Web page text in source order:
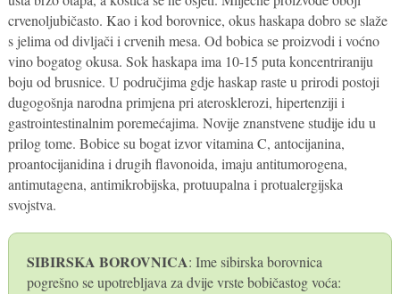
crvenoljubičasto. Kao i kod borovnice, okus haskapa dobro se slaže
s jelima od divljači i crvenih mesa. Od bobica se proizvodi i voćno
vino bogatog okusa. Sok haskapa ima 10-15 puta koncentriraniju
boju od brusnice. U područjima gdje haskap raste u prirodi postoji
dugogošnja narodna primjena pri aterosklerozi, hipertenziji i
gastrointestinalnim poremećajima. Novije znanstvene studije idu u
prilog tome. Bobice su bogat izvor vitamina C, antocijanina,
proantocijanidina i drugih flavonoida, imaju antitumorogena,
antimutagena, antimikrobijska, protuupalna i protualergijska
svojstva.
SIBIRSKA BOROVNICA: Ime sibirska borovnica
pogrešno se upotrebljava za dvije vrste bobičastog voća: